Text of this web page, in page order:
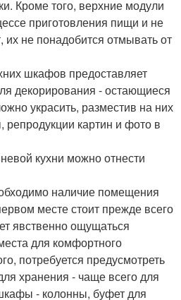
Кроме того, верхние модули
приготовления пищи и не
их не понадобится отмывать от
шкафов предоставляет
декорирования - остающиеся
украсить, разместив на них
картин и фото в
кухни можно отнести
наличие помещения
месте стоит прежде всего
явственно ощущаться
для комфортного
потребуется предусмотреть
хранения - чаще всего для
- колонны, буфет для